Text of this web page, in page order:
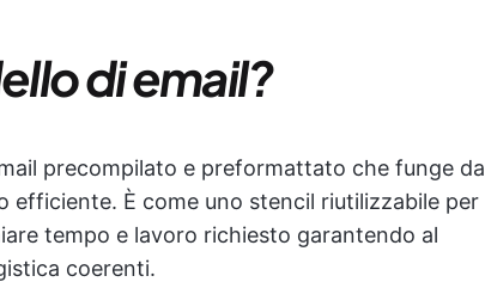
di email?
precompilato e preformattato che funge da
efficiente. È come uno stencil riutilizzabile per
tempo e lavoro richiesto garantendo al
coerenti.